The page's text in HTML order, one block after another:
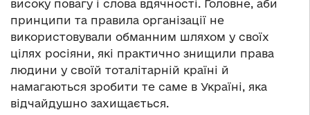
високу повагу і слова вдячності. Головне, аби
принципи та правила організації не
використовували обманним шляхом у своїх
цілях росіяни, які практично знищили права
людини у своїй тоталітарній країні й
намагаються зробити те саме в Україні, яка
відчайдушно захищається.